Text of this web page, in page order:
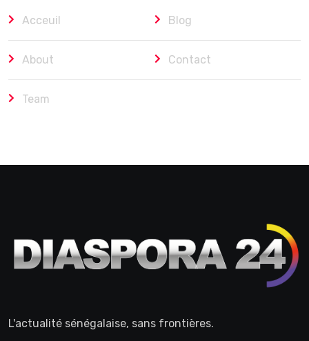
Acceuil Blog
About Contact
Team
L'actualité sénégalaise, sans frontières.